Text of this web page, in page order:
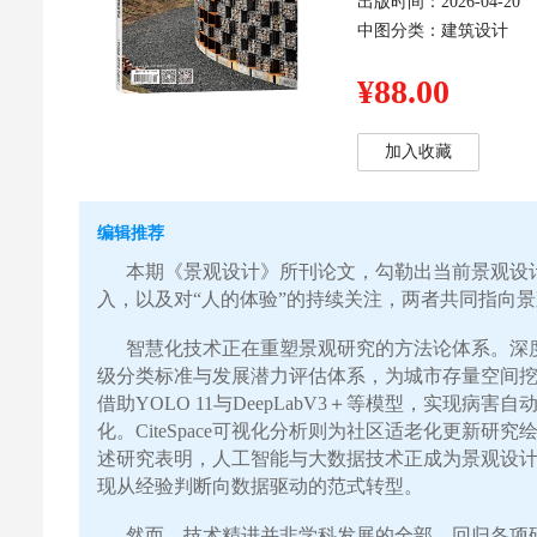
中图分类：建筑设计
¥88.00
加入收藏
编辑推荐
本期《景观设计》所刊论文，勾勒出当前景观
入，以及对“人的体验”的持续关注，两者共同指向
智慧化技术正在重塑景观研究的方法论体系。
级分类标准与发展潜力评估体系，为城市存量空间
借助YOLO 11与DeepLabV3＋等模型，实现病害自
化。CiteSpace可视化分析则为社区适老化更新研
述研究表明，人工智能与大数据技术正成为景观设
现从经验判断向数据驱动的范式转型。